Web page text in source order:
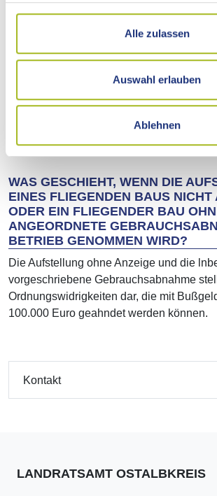
Alle zulassen
Auswahl erlauben
Ablehnen
anzuzeigen.
Die Baurechtsbehörde bzw. die
Kreisbaumeisterstelle kann im Einzelfall
lnbetriebnahme von einer
Gebrauchsabnahme wird in der Regel bei
getroffen.
WAS GESCHIEHT, WENN DIE
EINES FLIEGENDEN BAUS NICHT
ODER EIN FLIEGENDER BAU
ANGEORDNETE
BETRIEB GENOMMEN WIRD?
Die Aufstellung ohne Anzeige und die
vorgeschriebene Gebrauchsabnahme
Ordnungswidrigkeiten dar, die mit
100.000 Euro geahndet werden können.
Kontakt
LANDRATSAMT OSTALBKREIS